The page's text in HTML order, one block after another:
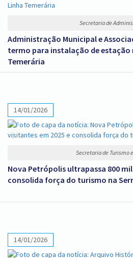
Secretaria de
Administração Municipal e
termo para instalação de
Temerária
14/01/2026
Secretaria de Turismo
Nova Petrópolis ultrapassa 800
consolida força do turismo na
14/01/2026